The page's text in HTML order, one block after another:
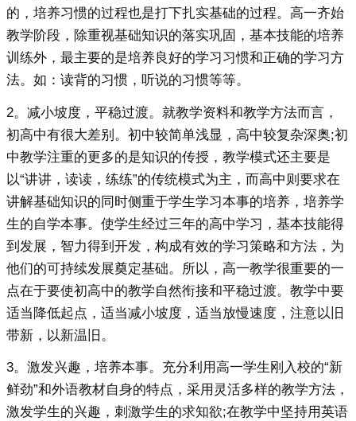
的，培养习惯的过程也是打下扎实基础的过程。高一齐始
教学阶段，除重视基础知识的落实巩固，基本技能的培养
训练外，最主要的是培养良好的学习习惯和正确的学习方
法。如：读背的习惯，听说的习惯等等。
2。减小坡度，平稳过渡。就教学资料和教学方法而言，
初高中有很大差别。初中较简单浅显，高中较复杂深奥;初
中教学注重的更多的是知识的传授，教学模式还主要是
以“讲讲，读读，练练”的传统模式为主，而高中则要求在
讲解基础知识的同时侧重于学生学习本事的培养，培养学
生的自学本事。使学生经过三年的高中学习，基本技能得
到发展，智力得到开发，构成有效的学习策略和方法，为
他们的可持续发展奠定基础。所以，高一教学很重要的一
点在于要使初高中的教学自然衔接和平稳过渡。教学中要
适当降低起点，适当减小坡度，适当放慢速度，注意以旧
带新，以新温旧。
3。激发兴趣，培养本事。充分利用高一学生刚入校的“新
鲜劲”和外语教材自身的特点，采用灵活多样的教学方法，
激发学生的兴趣，刺激学生的求知欲;在教学中坚持用英语